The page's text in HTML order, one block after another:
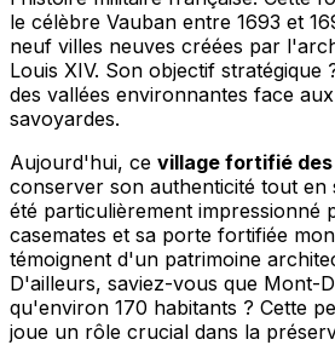
le célèbre Vauban entre 1693 et
neuf villes neuves créées par
Louis XIV. Son objectif stratégique
des vallées environnantes face
savoyardes.
Aujourd'hui, ce village fortifié
conserver son authenticité tout en
été particulièrement impressionné
casemates et sa porte fortifiée
témoignent d'un patrimoine
D'ailleurs, saviez-vous que Mont-
qu'environ 170 habitants ? Cette
joue un rôle crucial dans la